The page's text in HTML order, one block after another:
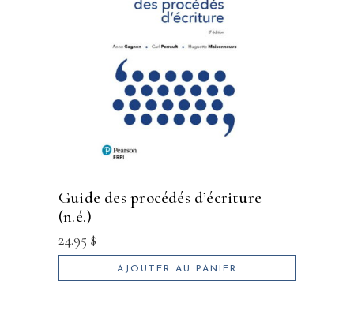
guide des procédés d’écriture
(n.é.)
24.95 $
AJOUTER AU PANIER